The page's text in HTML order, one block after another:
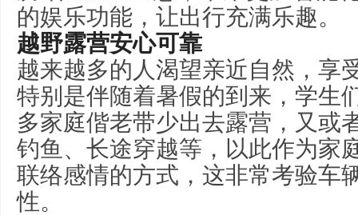
的娱乐功能，让出行充满乐趣。
越野露营安心可靠
越来越多的人渴望亲近自然，享
特别是伴随着暑假的到来，学生
多家庭偕老带少出去露营，又或
钓鱼、长途穿越等，以此作为家
联络感情的方式，这非常考验车
性。